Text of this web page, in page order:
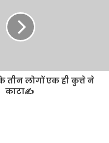
तीन लोगों एक ही कुत्ते ने
काटा✍️